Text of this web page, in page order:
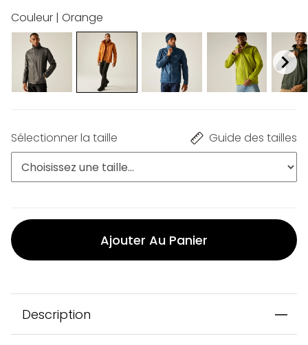
Couleur | Orange
Sélectionner la taille Guide des tailles
Ajouter Au Panier
Description